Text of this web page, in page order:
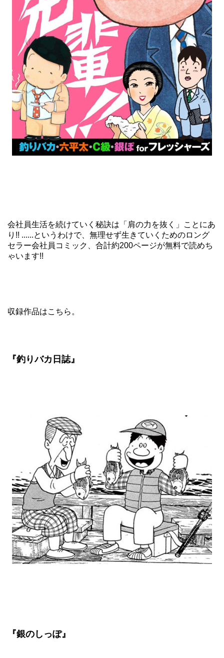
会社員生活を続けていく秘訣は「肩の力を抜く」ことにあ
り!! ......というわけで、無理せず生きていくためのロング
セラー会社員コミック、合計約200ページが無料で読めち
ゃいます!!
収録作品はこちら。
『釣りバカ日誌』
『銀のしっぽ』